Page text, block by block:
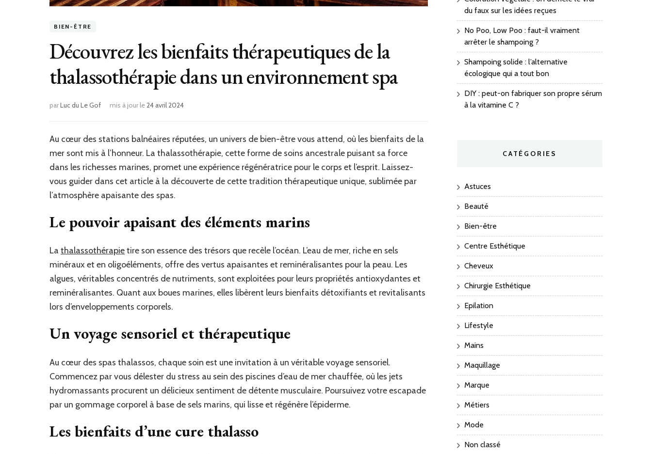
BIEN-ÊTRE
Découvrez les bienfaits thérapeutiques de la
thalassothérapie dans un environnement spa
parLuc du Le Gof mis à jour le24 avril 2024
Au cœur des stations balnéaires réputées, un univers de bien-être vous attend, où les bienfaits de la
mer sont mis à l’honneur. La thalassothérapie, cette forme de soins ancestrale puisant sa force
dans les richesses marines, promet une expérience régénératrice pour le corps et l’esprit. Laissez-
vous guider dans cet article à la découverte de cette tradition thérapeutique unique, sublimée par
l’atmosphère apaisante des spas.
Le pouvoir apaisant des éléments marins
La thalassothérapietire son essence des trésors que recèle l’océan. L’eau de mer, riche en sels
minéraux et en oligoéléments, offre des vertus apaisantes et reminéralisantes pour la peau. Les
algues, véritables concentrés de nutriments, sont exploitées pour leurs propriétés antioxydantes et
reminéralisantes. Quant aux boues marines, elles libèrent leurs bienfaits détoxifiants et revitalisants
lors d’enveloppements corporels.
Un voyage sensoriel et thérapeutique
Au cœur des spas thalassos, chaque soin est une invitation à un véritable voyage sensoriel.
Commencez par vous délester du stress au sein des piscines d’eau de mer chauffée, où les jets
hydromassants procurent un délicieux sentiment de détente musculaire. Poursuivez votre escapade
par un gommage corporel à base de sels marins, qui lisse et régénère l’épiderme.
Les bienfaits d’une cure thalasso
du faux sur les idées reçues
No Poo, Low Poo : faut-il vraiment
arrêter le shampoing ?
Shampoing solide : l’alternative
écologique qui a tout bon
DIY : peut-on fabriquer son propre sérum
à la vitamine C ?
CATÉGORIES
Astuces
Beauté
Bien-être
Centre Esthétique
Cheveux
Chirurgie Esthétique
Epilation
Lifestyle
Mains
Maquillage
Marque
Métiers
Mode
Non classé